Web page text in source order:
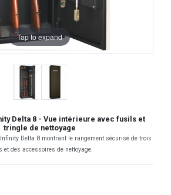
Tap to expand
Delta 8 - Vue intérieure avec fusils et
tringle de nettoyage
Delta 8 montrant le rangement sécurisé de trois
et des accessoires de nettoyage.